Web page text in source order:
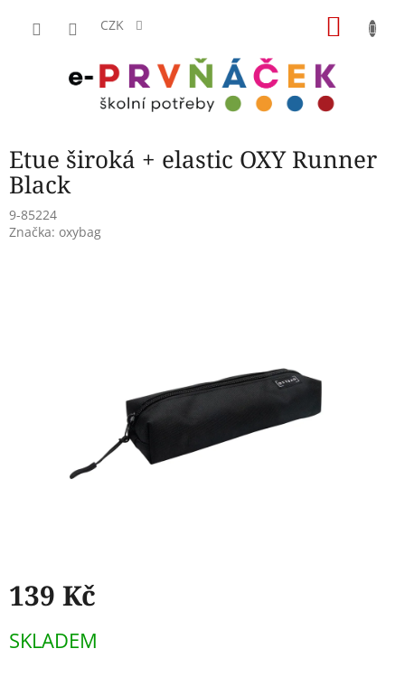
CZK
Etue široká + elastic OXY Runner
Black
9-85224
Značka: oxybag
139 Kč
cena:
SKLADEM